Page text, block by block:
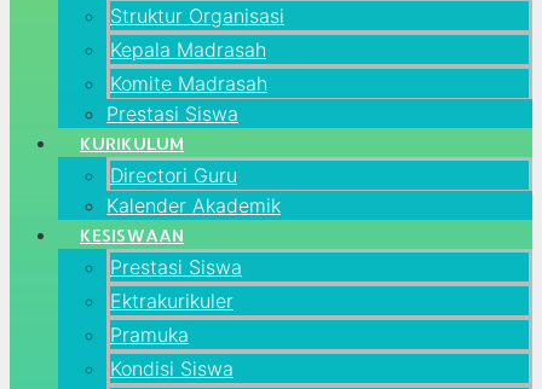
Struktur Organisasi
Kepala Madrasah
Komite Madrasah
Prestasi Siswa
KURIKULUM
Directori Guru
Kalender Akademik
KESISWAAN
Prestasi Siswa
Ektrakurikuler
Pramuka
Kondisi Siswa